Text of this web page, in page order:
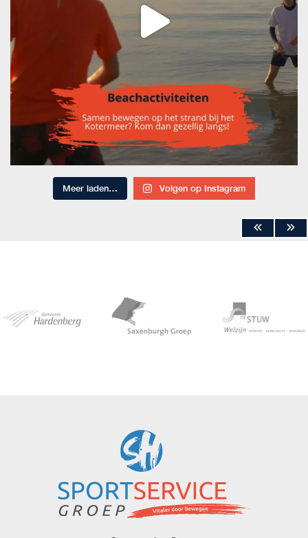
Meer laden… Volgen op Instagram